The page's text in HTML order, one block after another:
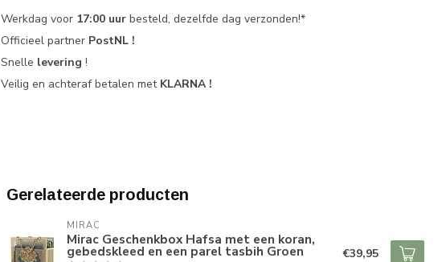
Werkdag voor 17:00 uur besteld, dezelfde dag verzonden!*
Officieel partner PostNL !
Snelle levering !
Veilig en achteraf betalen met KLARNA !
Gerelateerde producten
MIRAC
Mirac Geschenkbox Hafsa met een koran,
gebedskleed en een parel tasbih Groen €39,95